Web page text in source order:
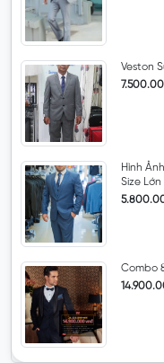
Veston
Hình
Size
Combo